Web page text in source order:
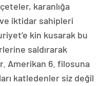
karanlığa
iktidar sahipleri
kin kusarak bu
saldırarak
Amerikan 6. filosuna
katledenler siz değil